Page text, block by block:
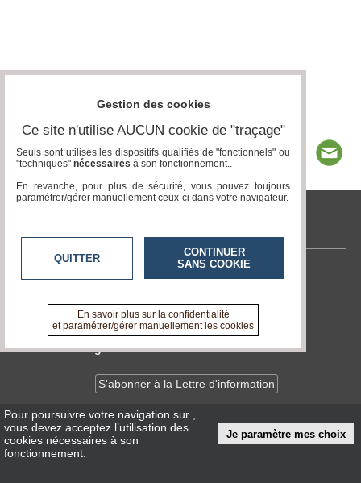
tvlocale.fr
Contactez-nous
A propos de tvlocale.fr
Devenir délégué
S'abonner à la Lettre d'information
InfosCNIL/RGPD
Conditions Générales d'Utilisation
Pour poursuivre votre navigation sur
vous devez acceptez l’utilisation des
cookies nécessaires à son
fonctionnement.
Je paramètre mes choix
Gestion des cookies
Ce site n'utilise AUCUN cookie de "traçage"
Seuls sont utilisés les dispositifs qualifiés de "fonctionnels" ou
"techniques" nécessaires à son fonctionnement..
En revanche, pour plus de sécurité, vous pouvez toujours
paramétrer/gérer manuellement ceux-ci dans votre navigateur.
QUITTER
CONTINUER
SANS COOKIE
En savoir plus sur la confidentialité
et paramétrer/gérer manuellement les cookies